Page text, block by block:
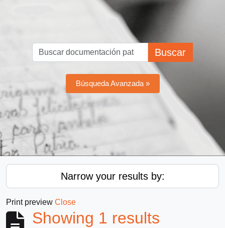
Buscar
Búsqueda Avanzada »
Narrow your results by:
Print preview Close
Showing 1 results